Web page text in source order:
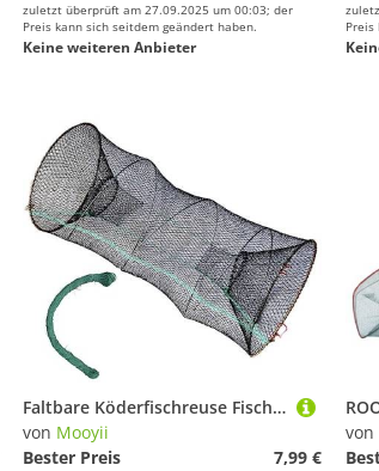
zuletzt überprüft am 27.09.2025 um 00:03; der
Preis kann sich seitdem geändert haben.
Keine weiteren Anbieter
Preis
Faltbare Köderfischreuse Fisch Reuse Fischernetz Aalreuse Krebsreuse Öffnungen, Fischreuse Fischernetz Eisendraht Reusen Fischkescher Krebsfalle Köderfischreuse Fischfangnetz Angel Netz Zubehör
von Mooyii
Bester Preis
7,99 €
von